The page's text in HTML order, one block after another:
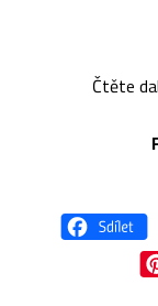
Čtěte